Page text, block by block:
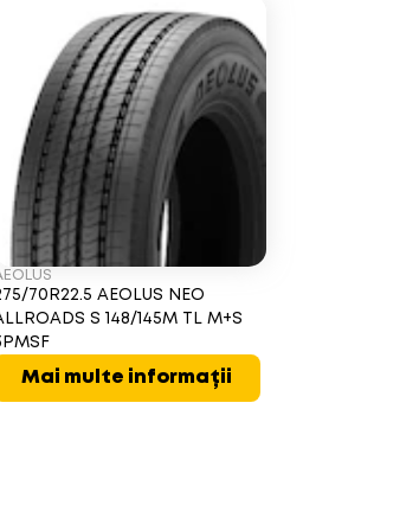
70R22.5 AEOLUS NEO
S 148/145M TL M+S
Mai multe informații